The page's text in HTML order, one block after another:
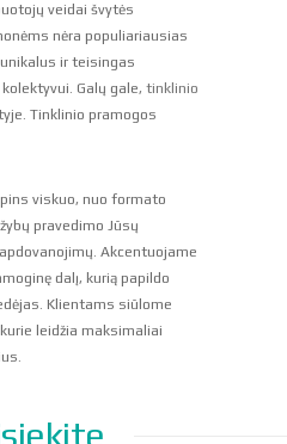
veidai švytės
nėra populiariausias
ir teisingas
Galų gale, tinklinio
Tinklinio pramogos
viskuo, nuo formato
pravedimo Jūsų
Akcentuojame
dalį, kurią papildo
Klientams siūlome
leidžia maksimaliai